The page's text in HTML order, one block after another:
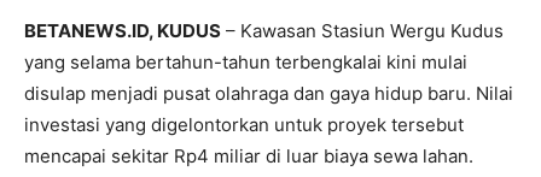
BETANEWS.ID, KUDUS – Kawasan Stasiun Wergu Kudus
yang selama bertahun-tahun terbengkalai kini mulai
disulap menjadi pusat olahraga dan gaya hidup baru. Nilai
investasi yang digelontorkan untuk proyek tersebut
mencapai sekitar Rp4 miliar di luar biaya sewa lahan.